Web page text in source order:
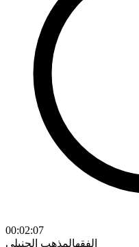
00:02:07
الفقهالمذهب الحنبلي